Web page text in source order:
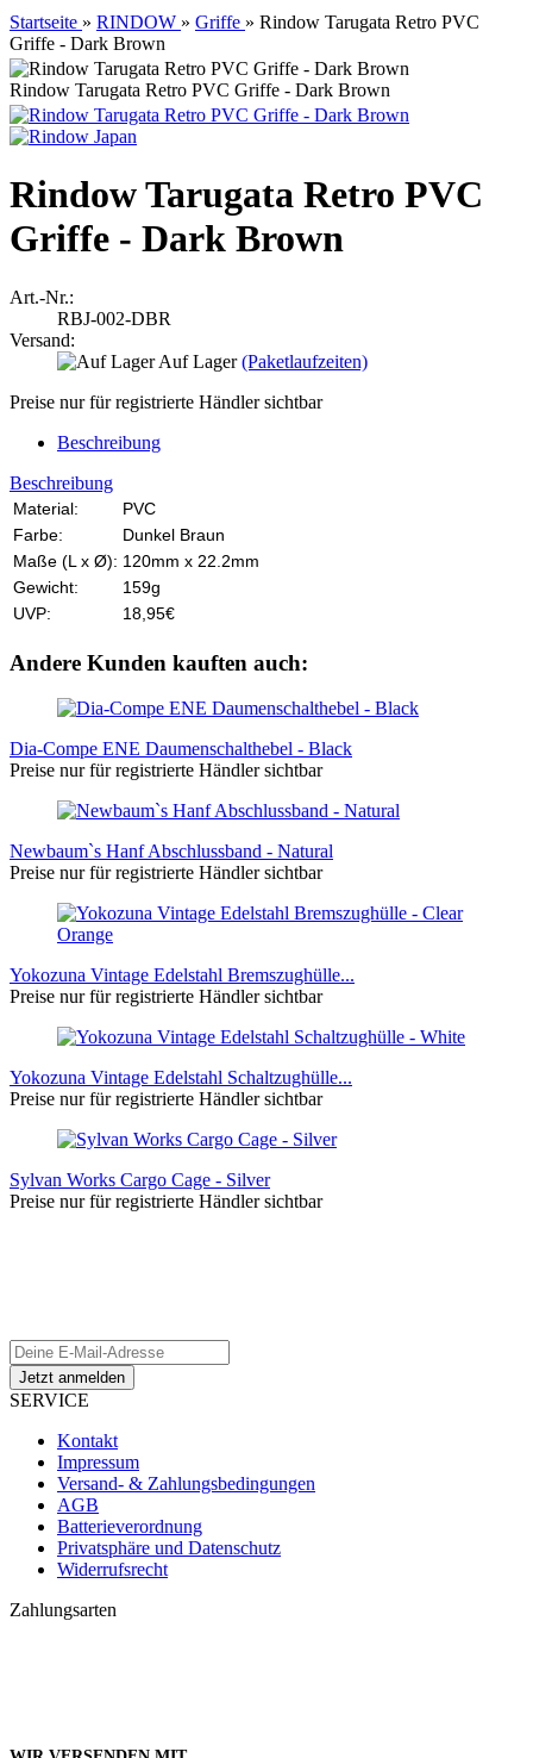
Startseite » RINDOW » Griffe » Rindow Tarugata Retro PVC
Griffe - Dark Brown
Rindow Tarugata Retro PVC Griffe - Dark Brown
Rindow Tarugata Retro PVC
Griffe - Dark Brown
Art.-Nr.:
RBJ-002-DBR
Versand:
Auf Lager(Paketlaufzeiten)
Preise nur für registrierte Händler sichtbar
Beschreibung
Beschreibung
Material:
PVC
Farbe:
Dunkel Braun
Maße (L x Ø): 120mm x 22.2mm
Gewicht:
159g
UVP:
18,95€
Andere Kunden kauften auch:
Dia-Compe ENE Daumenschalthebel - Black
Preise nur für registrierte Händler sichtbar
Newbaum`s Hanf Abschlussband - Natural
Preise nur für registrierte Händler sichtbar
Yokozuna Vintage Edelstahl Bremszughülle...
Preise nur für registrierte Händler sichtbar
Yokozuna Vintage Edelstahl Schaltzughülle...
Preise nur für registrierte Händler sichtbar
Sylvan Works Cargo Cage - Silver
Preise nur für registrierte Händler sichtbar
SERVICE
Kontakt
Impressum
Versand- & Zahlungsbedingungen
AGB
Batterieverordnung
Privatsphäre und Datenschutz
Widerrufsrecht
Zahlungsarten